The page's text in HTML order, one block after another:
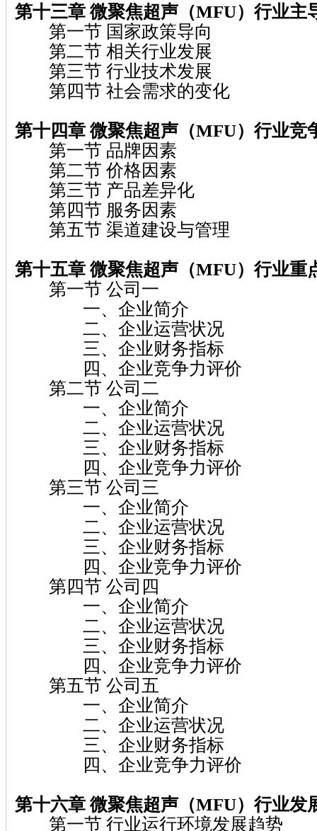
第十三章 微聚焦超声（MFU）行业主
第一节 国家政策导向
第二节 相关行业发展
第三节 行业技术发展
第四节 社会需求的变化
第十四章 微聚焦超声（MFU）行业竞
第一节 品牌因素
第二节 价格因素
第三节 产品差异化
第四节 服务因素
第五节 渠道建设与管理
第十五章 微聚焦超声（MFU）行业重
第一节 公司一
一、企业简介
二、企业运营状况
三、企业财务指标
四、企业竞争力评价
第二节 公司二
一、企业简介
二、企业运营状况
三、企业财务指标
四、企业竞争力评价
第三节 公司三
一、企业简介
二、企业运营状况
三、企业财务指标
四、企业竞争力评价
第四节 公司四
一、企业简介
二、企业运营状况
三、企业财务指标
四、企业竞争力评价
第五节 公司五
一、企业简介
二、企业运营状况
三、企业财务指标
四、企业竞争力评价
第十六章 微聚焦超声（MFU）行业发
第一节 行业运行环境发展趋势